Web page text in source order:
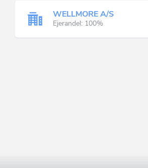
WELLMORE A/S
Ejerandel: 100%